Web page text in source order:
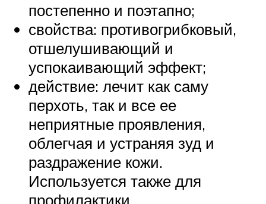
постепенно и поэтапно;
свойства: противогрибковый,
отшелушивающий и
успокаивающий эффект;
действие: лечит как саму
перхоть, так и все ее
неприятные проявления,
облегчая и устраняя зуд и
раздражение кожи.
Используется также для
профилактики